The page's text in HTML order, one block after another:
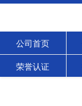
公司首页
荣誉认证